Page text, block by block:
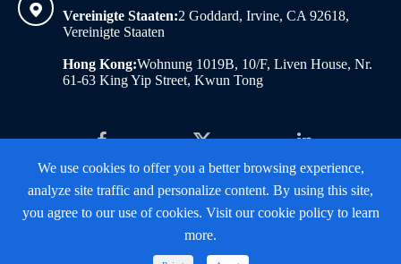
 Vereinigte Staaten:2 Goddard, Irvine, CA 92618,
Vereinigte Staaten
Hong Kong:Wohnung 1019B, 10/F, Liven House, Nr.
61-63 King Yip Street, Kwun Tong

FOOTER_COPY © Omics Empower
ALL_RIGHTS.
Sitemap|Datenschutz richtlinie
We use cookies to offer you a better browsing experience,
analyze site traffic and personalize content. By using this site,
you agree to our use of cookies. Visit our cookie policy to learn
more.